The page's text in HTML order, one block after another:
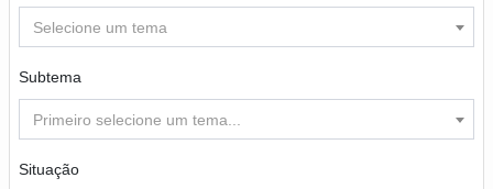
Selecione um tema
Subtema
Primeiro selecione um tema...
Situação